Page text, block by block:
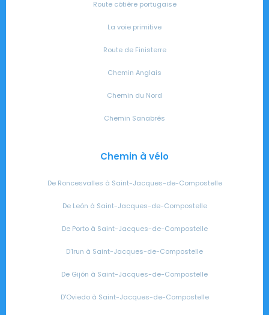
Route côtière portugaise
La voie primitive
Route de Finisterre
Chemin Anglais
Chemin du Nord
Chemin Sanabrés
Chemin à vélo
De Roncesvalles à Saint-Jacques-de-Compostelle
De León à Saint-Jacques-de-Compostelle
De Porto à Saint-Jacques-de-Compostelle
D'Irun à Saint-Jacques-de-Compostelle
De Gijón à Saint-Jacques-de-Compostelle
D'Oviedo à Saint-Jacques-de-Compostelle